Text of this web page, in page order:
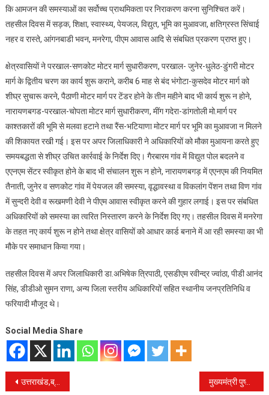
कि आमजन की समस्याओं का सर्वोच्च प्राथमिकता पर निराकरण करना सुनिश्चित करें।
तहसील दिवस में सड़क, शिक्षा, स्वास्थ्य, पेयजल, विद्युत, भूमि का मुआवजा, क्षतिग्रस्त सिंचाई
नहर व रास्ते, आंगनबाडी भवन, मनरेगा, पीएम आवास आदि से संबधित प्रकरण प्राप्त हुए।
क्षेत्रवासियों ने परखाल-सणकोट मोटर मार्ग सुधारीकरण, परखाल- जुनेर-धुलेठ-डुंगरी मोटर
मार्ग के द्वितीय चरण का कार्य शुरू कराने, करीब 6 माह से बंद भंगोटा-कुसदेव मोटर मार्ग को
शीघ्र सुचारू करने, पैठाणी मोटर मार्ग पर टेंडर होने के तीन महीने बाद भी कार्य शुरू न होने,
नारायणबगड-परखाल-चोपता मोटर मार्ग सुधारीकरण, मींग गदेरा-डांगतोली मो.मार्ग पर
काश्तकारों की भूमि से मलवा हटाने तथा रैंस-भटियाणा मोटर मार्ग पर भूमि का मुआवजा न मिलने
की शिकायत रखी गई। इस पर अपर जिलाधिकारी ने अधिकारियों को मौका मुआयना करते हुए
समयबद्धता से शीघ्र उचित कार्रवाई के निर्देश दिए। गैरबारम गांव में विद्युत पोल बदलने व
एएनएम सेंटर स्वीकृत होने के बाद भी संचालन शुरू न होने, नारायणबगड़ में एएनएम की नियमित
तैनाती, जुनेर व सणकोट गांव में पेयजल की समस्या, वृद्धावस्था व विकलांग पेंशन तथा विण गांव
में सुन्दरी देवी व रूखमणी देवी ने पीएम आवास स्वीकृत करने की गुहार लगाई। इस पर संबधित
अधिकारियों को समस्या का त्वरित निस्तारण करने के निर्देश दिए गए। तहसील दिवस में मनरेगा
के तहत नए कार्य शुरू न होने तथा क्षेत्र वासियों को आधार कार्ड बनाने में आ रही समस्या का भी
मौके पर समाधान किया गया।
तहसील दिवस में अपर जिलाधिकारी डा.अभिषेक त्रिपाठी, एसडीएम रवीन्द्र ज्वांठा, पीडी आनंद
सिंह, डीडीओ सुमन राणा, अन्य जिला स्तरीय अधिकारियों सहित स्थानीय जनप्रतिनिधि व
फरियादी मौजूद थे।
Social Media Share
Post
उत्तराखंड,ब्रेकिंग, देर शाम आबकारी विभाग द्वारा देहरादून स्थित सहस्त्रधारा में छापेमारी मुख्यमंत्री पुष्कर सिंह धामी से कैम्प कार्यालय में, देहरादून निवासी युवा बॉलीवुड एक्टर ऋषभ कोहली ने भेंट की।